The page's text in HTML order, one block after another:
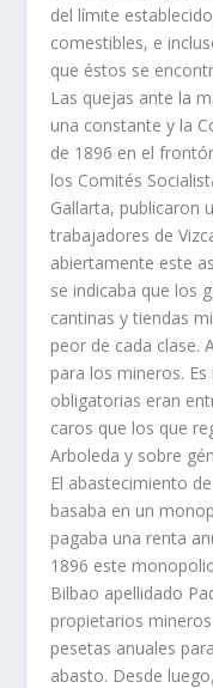
del lí­mite
comestibles, e
que éstos se
Las quejas ante la
una constante y la
de 1896 en el
los Comités
Gallarta, publicaron
trabajadores de
abiertamente este
se indicaba que los
cantinas y tiendas
peor de cada clase.
para los mineros.
obligatorias eran
caros que los que
Arboleda y sobre
El abastecimiento
basaba en un
pagaba una renta
1896 este
Bilbao apellidado
propietarios
pesetas anuales
abasto. Desde